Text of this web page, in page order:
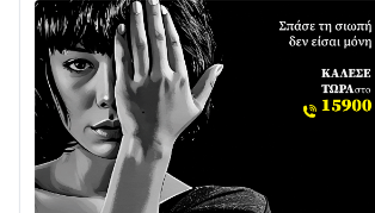
Διαβάστε την «Ναυπακτία» που
31/07 • 08:16
Δωρίδα για Όλους: «Καμία εκχώρηση
στην ΕΥΔΑΠ»
28/07 • 21:46
Διαβάστε την «Ναυπακτία» που
24/07 • 11:31